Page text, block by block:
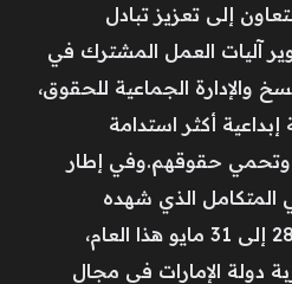
إلى تعزيز تبادل
آليات العمل المشترك في
والإدارة الجماعية للحقوق،
أكثر استدامة
وتحمي حقوقهم.وفي إطار
المتكامل الذي شهده
المعرض الذي أقيم من 28 إلى 31 مايو هذا العام،
دولة الإمارات في مجال